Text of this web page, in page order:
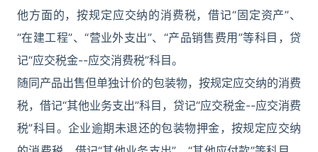
他方面的，按规定应交纳的消费税，借记“固定资产”、
“在建工程”、“营业外支出”、“产品销售费用”等科目，贷
记“应交税金--应交消费税”科目。
随同产品出售但单独计价的包装物，按规定应交纳的消费
税，借记“其他业务支出”科目，贷记“应交税金--应交消费
税”科目。企业逾期未退还的包装物押金，按规定应交纳